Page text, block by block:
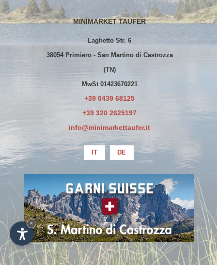
MINIMARKET TAUFER
Laghetto Str. 6
38054 Primiero - San Martino di Castrozza
(TN)
MwSt 01423670221
+39 0439 68125
+39 320 2625197
info@minimarkettaufer.it
IT DE
di erogazioni già oggetto di pubblicazione
sul Registro Nazionale degli Aiuti di Stato
×